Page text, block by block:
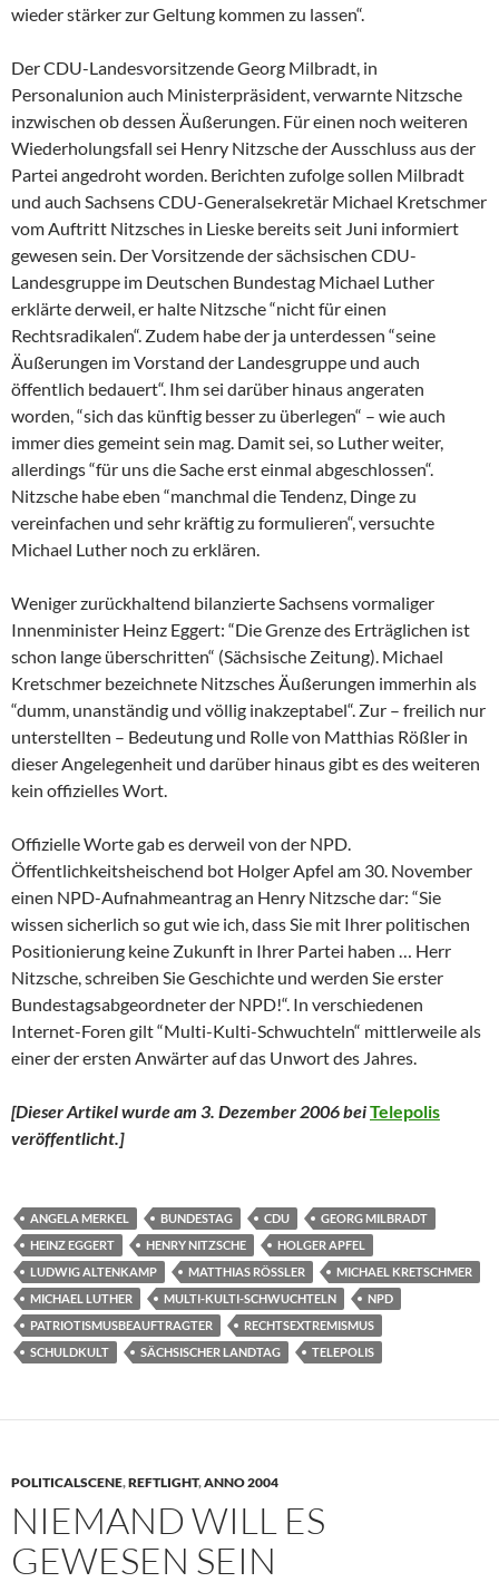
wieder stärker zur Geltung kommen zu lassen“.
Der CDU-Landesvorsitzende Georg Milbradt, in
Personalunion auch Ministerpräsident, verwarnte Nitzsche
inzwischen ob dessen Äußerungen. Für einen noch weiteren
Wiederholungsfall sei Henry Nitzsche der Ausschluss aus der
Partei angedroht worden. Berichten zufolge sollen Milbradt
und auch Sachsens CDU-Generalsekretär Michael Kretschmer
vom Auftritt Nitzsches in Lieske bereits seit Juni informiert
gewesen sein. Der Vorsitzende der sächsischen CDU-
Landesgruppe im Deutschen Bundestag Michael Luther
erklärte derweil, er halte Nitzsche “nicht für einen
Rechtsradikalen“. Zudem habe der ja unterdessen “seine
Äußerungen im Vorstand der Landesgruppe und auch
öffentlich bedauert“. Ihm sei darüber hinaus angeraten
worden, “sich das künftig besser zu überlegen“ – wie auch
immer dies gemeint sein mag. Damit sei, so Luther weiter,
allerdings “für uns die Sache erst einmal abgeschlossen“.
Nitzsche habe eben “manchmal die Tendenz, Dinge zu
vereinfachen und sehr kräftig zu formulieren“, versuchte
Michael Luther noch zu erklären.
Weniger zurückhaltend bilanzierte Sachsens vormaliger
Innenminister Heinz Eggert: “Die Grenze des Erträglichen ist
schon lange überschritten“ (Sächsische Zeitung). Michael
Kretschmer bezeichnete Nitzsches Äußerungen immerhin als
“dumm, unanständig und völlig inakzeptabel“. Zur – freilich nur
unterstellten – Bedeutung und Rolle von Matthias Rößler in
dieser Angelegenheit und darüber hinaus gibt es des weiteren
kein offizielles Wort.
Offizielle Worte gab es derweil von der NPD.
Öffentlichkeitsheischend bot Holger Apfel am 30. November
einen NPD-Aufnahmeantrag an Henry Nitzsche dar: “Sie
wissen sicherlich so gut wie ich, dass Sie mit Ihrer politischen
Positionierung keine Zukunft in Ihrer Partei haben … Herr
Nitzsche, schreiben Sie Geschichte und werden Sie erster
Bundestagsabgeordneter der NPD!“. In verschiedenen
Internet-Foren gilt “Multi-Kulti-Schwuchteln“ mittlerweile als
einer der ersten Anwärter auf das Unwort des Jahres.
[Dieser Artikel wurde am 3. Dezember 2006 beiTelepolis
veröffentlicht.]
ANGELA MERKEL BUNDESTAG CDU
GEORG MILBRADT
HEINZ EGGERT
HENRY NITZSCHE
HOLGER APFEL
LUDWIG ALTENKAMP
MATTHIAS RÖSSLER
MICHAEL KRETSCHMER
MICHAEL LUTHER
MULTI-KULTI-SCHWUCHTELN
NPD
PATRIOTISMUSBEAUFTRAGTER
RECHTSEXTREMISMUS
SCHULDKULT
SÄCHSISCHER LANDTAG TELEPOLIS
POLITICALSCENE,REFTLIGHT,ANNO 2004
NIEMAND WILL ES
GEWESEN SEIN